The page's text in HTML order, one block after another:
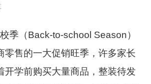
季（Back-to-school Season）
零售的一大促销旺季，许多家长
开学前购买大量商品，整装待发